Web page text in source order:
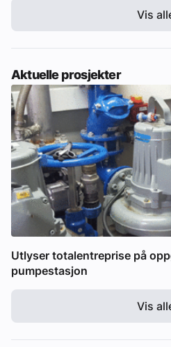
Vis
Aktuelle prosjekter
Utlyser totalentreprise på
pumpestasjon
Vis